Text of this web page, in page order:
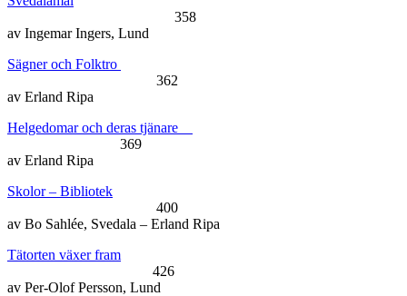
358
av Ingemar Ingers, Lund
Sägner och Folktro
362
av Erland Ripa
Helgedomar och deras tjänare
369
av Erland Ripa
Skolor – Bibliotek
400
av Bo Sahlée, Svedala – Erland Ripa
Tätorten växer fram
426
av Per-Olof Persson, Lund